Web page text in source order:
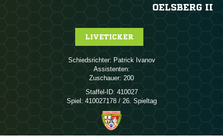
OELSBERG II
LIVETICKER
Schiedsrichter:  
Assistenten:
Zuschauer: 200
Staffel-ID: 410027
Spiel: 410027178 / 26. Spieltag